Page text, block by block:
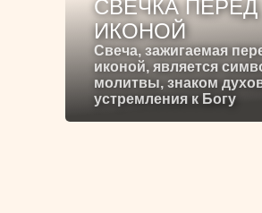
СВЕЧКА ПЕРЕД
ИКОНОЙ
Свеча, зажигаемая
иконой, является
молитвы, знаком
устремления к Богу